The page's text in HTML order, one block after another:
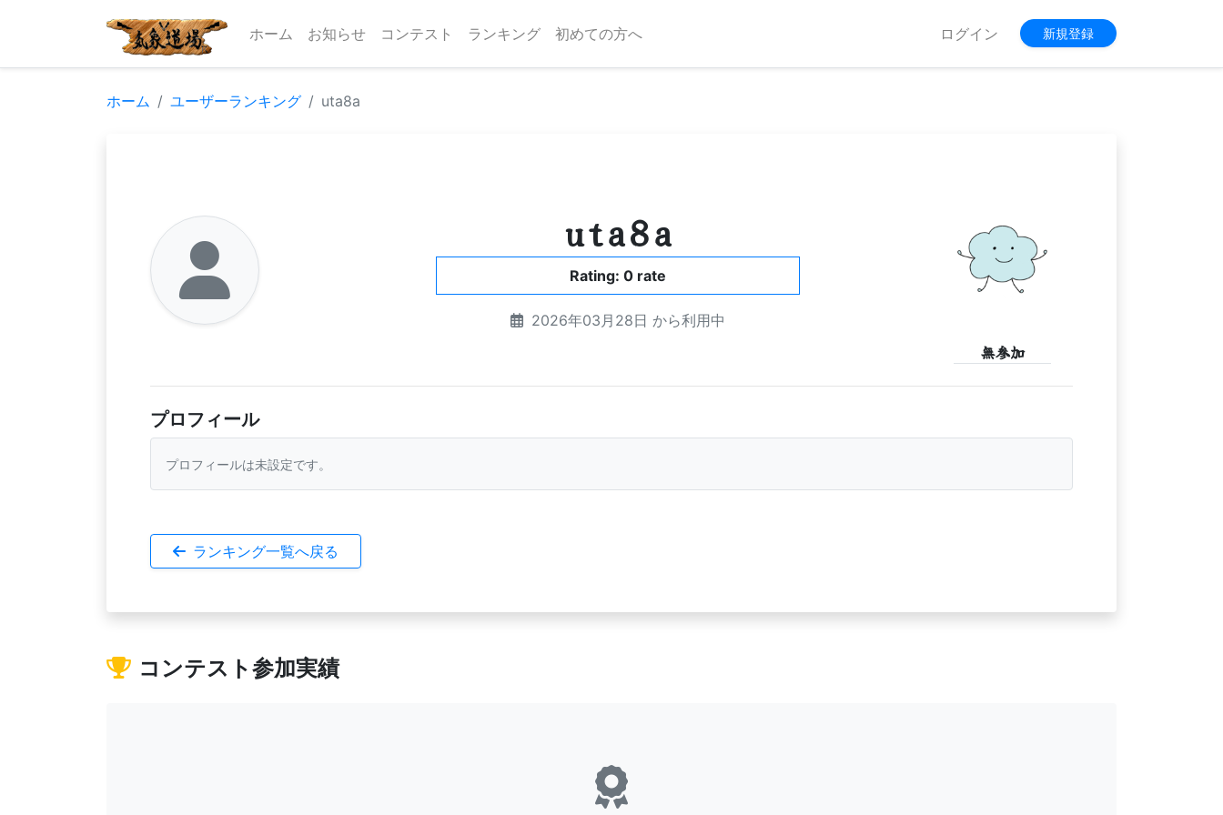
ホーム お知らせ コンテスト ランキング 初めての方へ ログイン 新規登録
ホーム ユーザーランキング uta8a
uta8a
Rating: 0 rate
2026年03月28日 から利用中
無参加
プロフィール
プロフィールは未設定です。
ランキング一覧へ戻る
コンテスト参加実績